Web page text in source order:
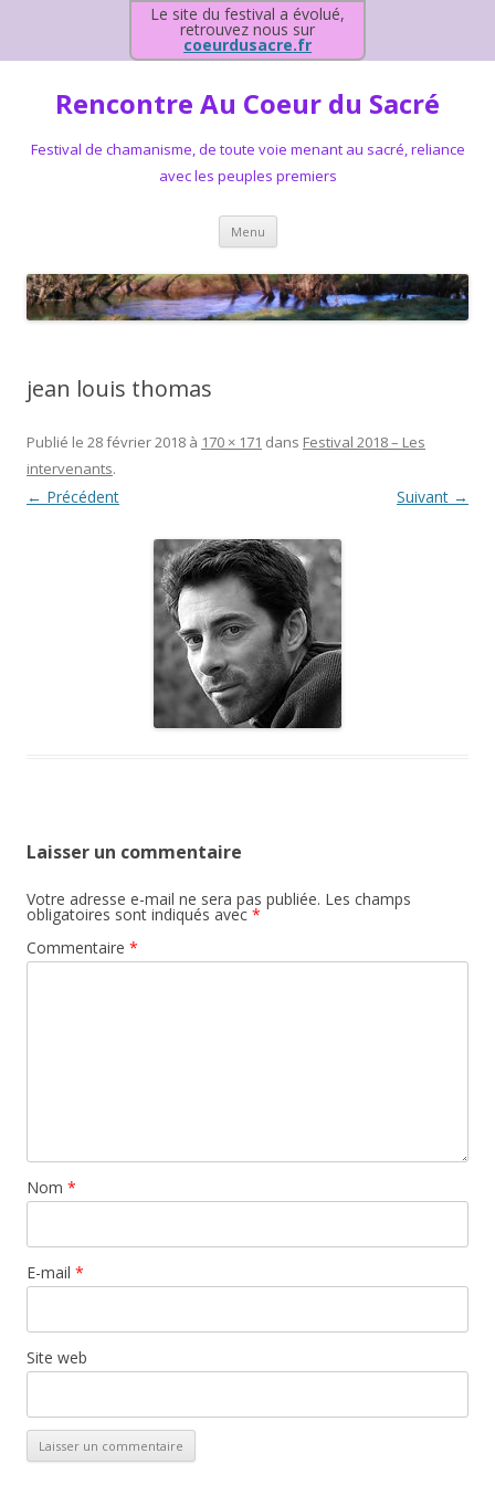
Le site du festival a évolué,
retrouvez nous sur
coeurdusacre.fr
Rencontre Au Coeur du Sacré
Festival de chamanisme, de toute voie menant au sacré, reliance
avec les peuples premiers
Menu Aller au contenu principal
jean louis thomas
Publié le 28 février 2018 à 170 × 171 dans Festival 2018 – Les
intervenants.
← Précédent Suivant →
Laisser un commentaire
Votre adresse e-mail ne sera pas publiée. Les champs
obligatoires sont indiqués avec *
Commentaire *
Nom *
E-mail *
Site web